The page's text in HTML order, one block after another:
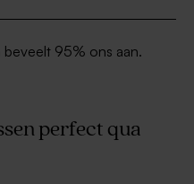
95% ons aan.
perfect qua